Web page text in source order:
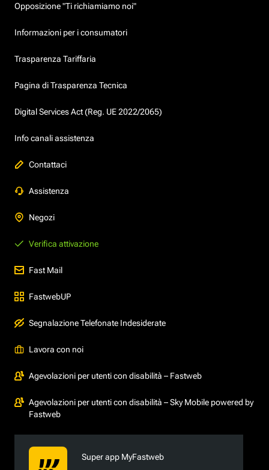
Opposizione "Ti richiamiamo noi"
Informazioni per i consumatori
Trasparenza Tariffaria
Pagina di Trasparenza Tecnica
Digital Services Act (Reg. UE 2022/2065)
Info canali assistenza
Contattaci
Assistenza
Negozi
Verifica attivazione
Fast Mail
FastwebUP
Segnalazione Telefonate Indesiderate
Lavora con noi
Agevolazioni per utenti con disabilità – Fastweb
Agevolazioni per utenti con disabilità – Sky Mobile powered by
Fastweb
Super app MyFastweb